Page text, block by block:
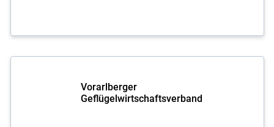
Vorarlberger
Geflügelwirtschaftsverband